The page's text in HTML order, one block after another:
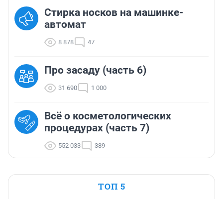
Стирка носков на машинке-
автомат
8 878 47
Про засаду (часть 6)
31 690 1 000
Всё о косметологических
процедурах (часть 7)
552 033 389
ТОП 5